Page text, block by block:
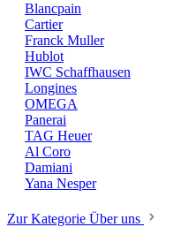
Blancpain
Cartier
Franck Muller
Hublot
IWC Schaffhausen
Longines
OMEGA
Panerai
TAG Heuer
Al Coro
Damiani
Yana Nesper
Zur Kategorie Über uns